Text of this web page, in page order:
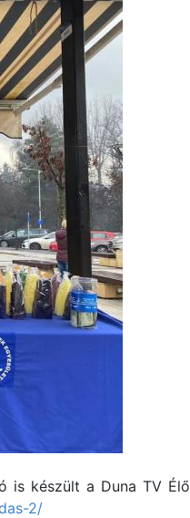
is készült a Duna TV Élő
2/